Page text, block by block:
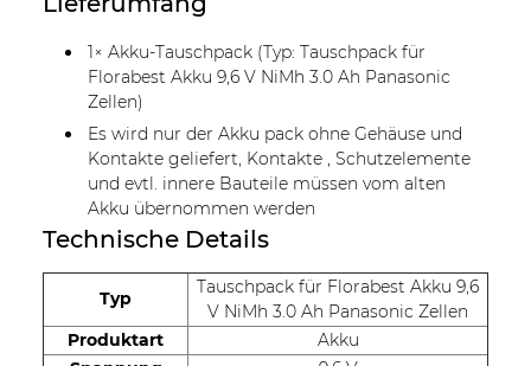
1× Akku-Tauschpack (Typ: Tauschpack für
Florabest Akku 9,6 V NiMh 3.0 Ah Panasonic
Zellen)
Es wird nur der Akku pack ohne Gehäuse und
Kontakte geliefert, Kontakte , Schutzelemente
und evtl. innere Bauteile müssen vom alten
Akku übernommen werden
Technische Details
Typ
Tauschpack für Florabest Akku 9,6
V NiMh 3.0 Ah Panasonic Zellen
Produktart
Akku